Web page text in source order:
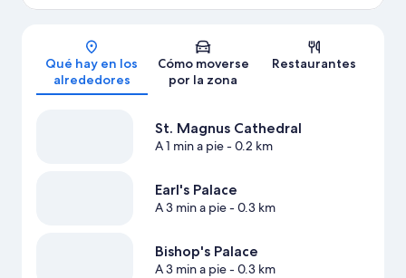
Mapa
Qué hay en los
alrededores
Cómo moverse
por la zona
Restaurantes
St. Magnus Cathedral
A 1 min a pie- 0.2 km
Earl's Palace
A 3 min a pie- 0.3 km
Bishop's Palace
A 3 min a pie- 0.3 km